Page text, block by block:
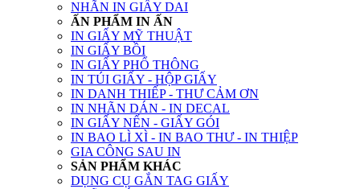
NHÃN IN GIẤY DAI
ẤN PHẨM IN ẤN
IN GIẤY MỸ THUẬT
IN GIẤY BỒI
IN GIẤY PHỔ THÔNG
IN TÚI GIẤY - HỘP GIẤY
IN DANH THIẾP - THƯ CẢM ƠN
IN NHÃN DÁN - IN DECAL
IN GIẤY NẾN - GIẤY GÓI
IN BAO LÌ XÌ - IN BAO THƯ - IN THIỆP
GIA CÔNG SAU IN
SẢN PHẨM KHÁC
DỤNG CỤ GẮN TAG GIẤY